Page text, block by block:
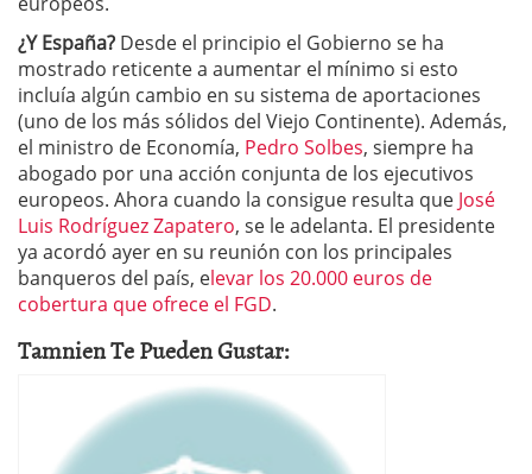
¿Y España? Desde el principio el Gobierno se ha
mostrado reticente a aumentar el mínimo si esto
incluía algún cambio en su sistema de aportaciones
(uno de los más sólidos del Viejo Continente). Además,
el ministro de Economía, Pedro Solbes, siempre ha
abogado por una acción conjunta de los ejecutivos
europeos. Ahora cuando la consigue resulta que José
Luis Rodríguez Zapatero, se le adelanta. El presidente
ya acordó ayer en su reunión con los principales
banqueros del país, elevar los 20.000 euros de
cobertura que ofrece el FGD.
Tamnien Te Pueden Gustar: